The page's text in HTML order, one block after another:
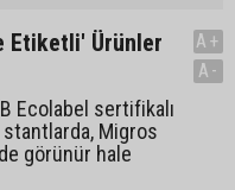
Etiketli' Ürünler
Ecolabel sertifikalı
Migros
görünür hale
A+
A-